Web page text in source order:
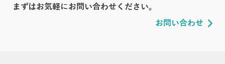
まずはお気軽にお問い合わせください。
お問い合わせ